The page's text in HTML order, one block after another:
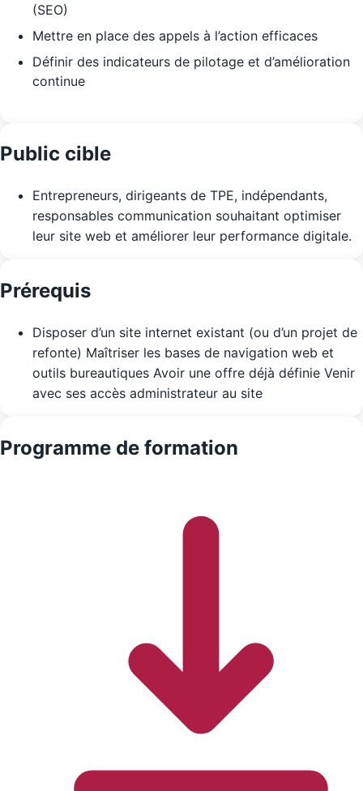
(SEO)
Mettre en place des appels à l’action efficaces
Définir des indicateurs de pilotage et d’amélioration
continue
Public cible
Entrepreneurs, dirigeants de TPE, indépendants,
responsables communication souhaitant optimiser
leur site web et améliorer leur performance digitale.
Prérequis
Disposer d’un site internet existant (ou d’un projet de
refonte) Maîtriser les bases de navigation web et
outils bureautiques Avoir une offre déjà définie Venir
avec ses accès administrateur au site
Programme de formation